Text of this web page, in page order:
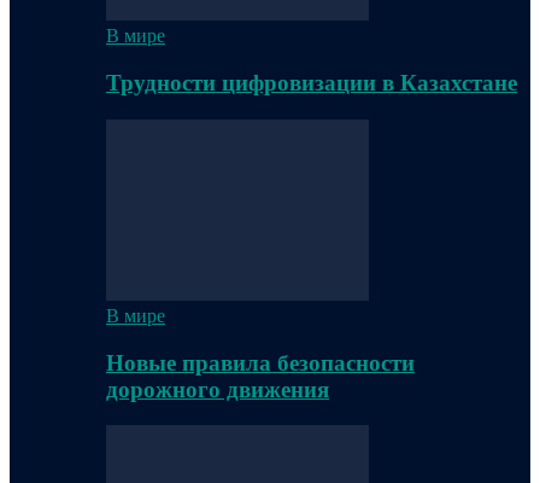
В мире
Трудности цифровизации в Казахстане
В мире
Новые правила безопасности
дорожного движения